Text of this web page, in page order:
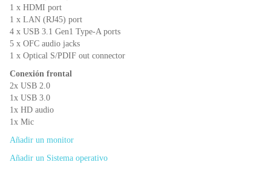
1 x HDMI port
1 x LAN (RJ45) port
4 x USB 3.1 Gen1 Type-A ports
5 x OFC audio jacks
1 x Optical S/PDIF out connector
Conexión frontal
2x USB 2.0
1x USB 3.0
1x HD audio
1x Mic
Añadir un monitor
Añadir un Sistema operativo